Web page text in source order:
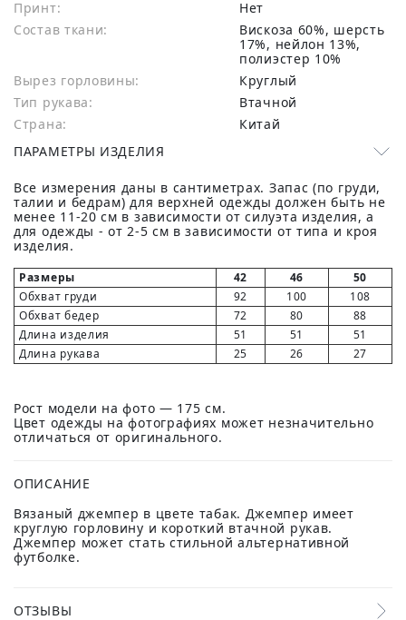
Принт:
Нет
Состав ткани:
вискоза 60%, шерсть
17%, нейлон 13%,
полиэстер 10%
Вырез горловины:
Круглый
Тип рукава:
Втачной
Страна:
Китай
ПАРАМЕТРЫ ИЗДЕЛИЯ
Все измерения даны в сантиметрах. Запас (по груди,
талии и бедрам) для верхней одежды должен быть не
менее 11-20 см в зависимости от силуэта изделия, а
для одежды - от 2-5 см в зависимости от типа и кроя
изделия.
Размеры 42 46
50
Обхват груди
92 100
108
Обхват бедер
72 80
88
Длина изделия
51 51
51
Длина рукава
25 26 27
Рост модели на фото — 175 см.
Цвет одежды на фотографиях может незначительно
отличаться от оригинального.
ОПИСАНИЕ
Вязаный джемпер в цвете табак. Джемпер имеет
круглую горловину и короткий втачной рукав.
Джемпер может стать стильной альтернативной
футболке.
ОТЗЫВЫ